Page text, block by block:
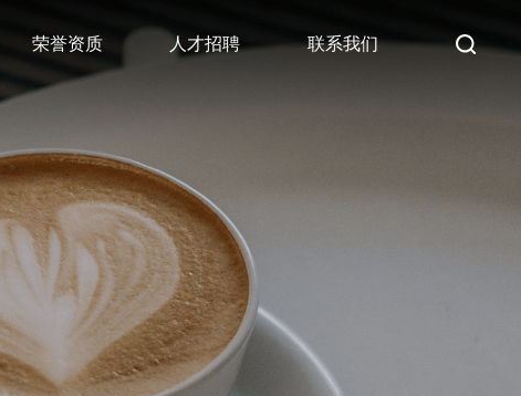
荣誉资质 人才招聘 联系我们